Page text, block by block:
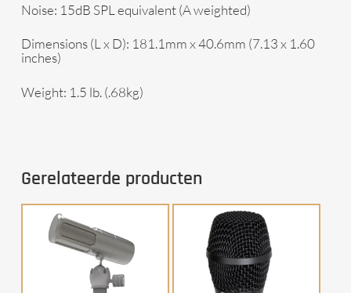
Noise: 15dB SPL equivalent (A weighted)
Dimensions (L x D): 181.1mm x 40.6mm (7.13 x 1.60
inches)
Weight: 1.5 lb. (.68kg)
Gerelateerde producten